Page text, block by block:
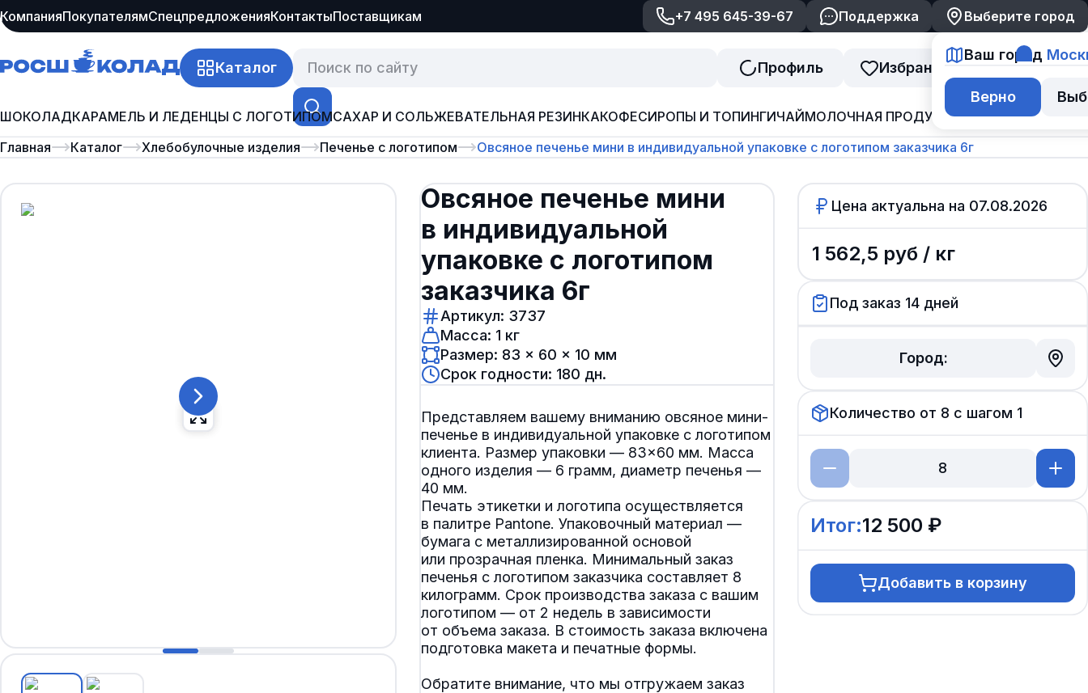
КомпанияПокупателямСпецпредложенияКонтактыПоставщикам +7 495 645-39-67 Поддержка Выберите город
Ваш город
Верно
Каталог Профиль Избранное Корзина
ШОКОЛАДКАРАМЕЛЬ И ЛЕДЕНЦЫ С ЛОГОТИПОМСАХАР И СОЛЬЖЕВАТЕЛЬНАЯ РЕЗИНКАКОФЕСИРОПЫ И ТОПИНГИЧАЙМОЛОЧНАЯ ПРОДУКЦИЯДЖЕМ И
Главная
Каталог Хлебобулочные изделия Печенье с логотипом Овсяное печенье мини в индивидуальной упаковке с логотипом заказчика 6г
Овсяное печенье мини
в индивидуальной
упаковке с логотипом
заказчика 6г
Артикул: 3737
Масса: 1 кг
Размер: 83 × 60 × 10 мм
Срок годности: 180 дн.
Представляем вашему вниманию овсяное мини-
печенье в индивидуальной упаковке с логотипом
клиента. Размер упаковки — 83×60 мм. Масса
одного изделия — 6 грамм, диаметр печенья —
40 мм.
Печать этикетки и логотипа осуществляется
в палитре Pantone. Упаковочный материал —
бумага с металлизированной основой
или прозрачная пленка. Минимальный заказ
печенья с логотипом заказчика составляет 8
килограмм. Срок производства заказа с вашим
логотипом — от 2 недель в зависимости
от объема заказа. В стоимость заказа включена
подготовка макета и печатные формы.
Обратите внимание, что мы отгружаем заказ
Цена актуальна на 07.08.2026
1 562,5 руб / кг
Под заказ 14 дней
Город:
Количество от 8 с шагом 1
Итог:12 500 ₽
Добавить в корзину